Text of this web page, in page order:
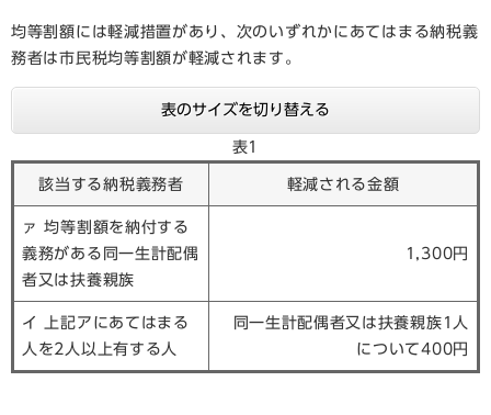
均等割額には軽減措置があり、次のいずれかにあてはまる納税義
務者は市民税均等割額が軽減されます。
表のサイズを切り替える
表1
該当する納税義務者 軽減される金額
ァ 均等割額を納付する
義務がある同一生計配偶
者又は扶養親族
1,300円
イ 上記アにあてはまる
人を2人以上有する人
同一生計配偶者又は扶養親族1人
について400円